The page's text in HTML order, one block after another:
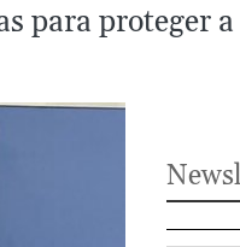
para proteger